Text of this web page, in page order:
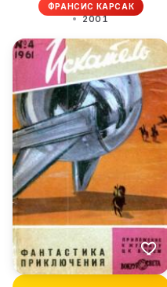
ФРАНСИС КАРСАК
2001